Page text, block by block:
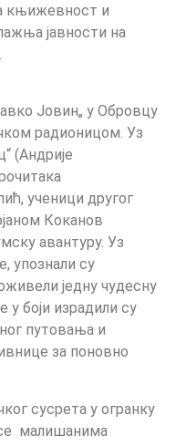
књижевност и
јавности на
Јовин„ у Обровцу
радионицом. Уз
(Андрије
ученици другог
Коканов
авантуру. Уз
упознали су
једну чудесну
у боји израдили су
путовања и
за поновно
сусрета у огранку
малишанима